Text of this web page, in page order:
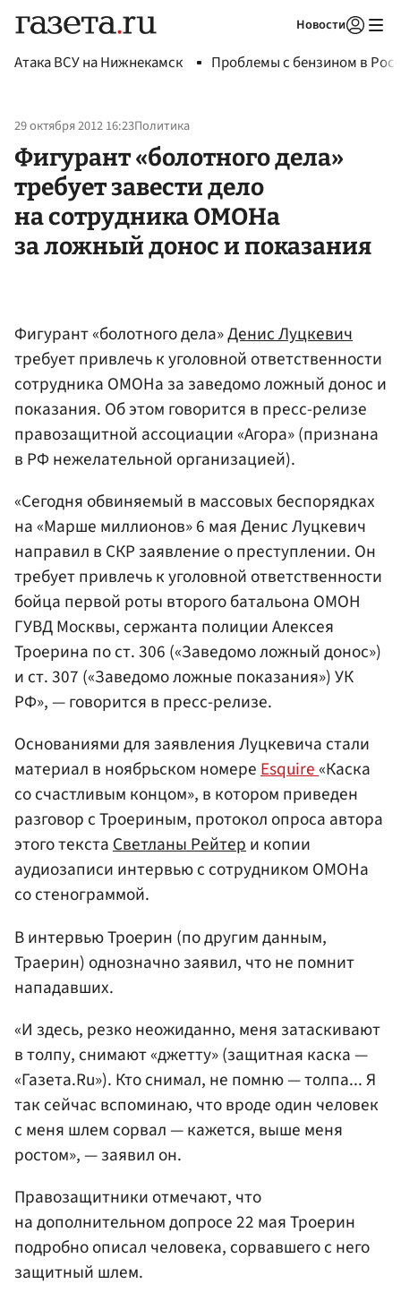
Новости
Атака ВСУ на Нижнекамск Проблемы с бензином в
29 октября 2012 16:23Политика
Фигурант «болотного дела»
требует завести дело
на сотрудника ОМОНа
за ложный донос и показания
Фигурант «болотного дела»Денис Луцкевич
требует привлечь к уголовной ответственности
сотрудника ОМОНа за заведомо ложный донос и
показания. Об этом говорится в пресс-релизе
правозащитной ассоциации «Агора» (признана
в РФ нежелательной организацией).
«Сегодня обвиняемый в массовых беспорядках
на «Марше миллионов» 6 мая Денис Луцкевич
направил в СКР заявление о преступлении. Он
требует привлечь к уголовной ответственности
бойца первой роты второго батальона ОМОН
ГУВД Москвы, сержанта полиции Алексея
Троерина по ст. 306 («Заведомо ложный донос»)
и ст. 307 («Заведомо ложные показания») УК
РФ», — говорится в пресс-релизе.
Основаниями для заявления Луцкевича стали
материал в ноябрьском номереEsquire«Каска
со счастливым концом», в котором приведен
разговор с Троериным, протокол опроса автора
этого текстаСветланы Рейтери копии
аудиозаписи интервью с сотрудником ОМОНа
со стенограммой.
В интервью Троерин (по другим данным,
Траерин) однозначно заявил, что не помнит
нападавших.
«И здесь, резко неожиданно, меня затаскивают
в толпу, снимают «джетту» (защитная каска —
«Газета.Ru»). Кто снимал, не помню — толпа... Я
так сейчас вспоминаю, что вроде один человек
с меня шлем сорвал — кажется, выше меня
ростом», — заявил он.
Правозащитники отмечают, что
на дополнительном допросе 22 мая Троерин
подробно описал человека, сорвавшего с него
защитный шлем.